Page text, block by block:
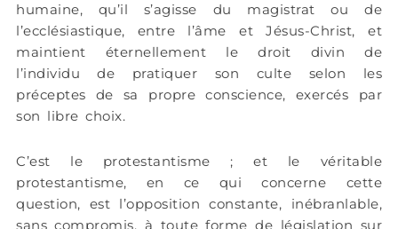
humaine, qu’il s’agisse du magistrat ou de
l’ecclésiastique, entre l’âme et Jésus-Christ, et
maintient éternellement le droit divin de
l’individu de pratiquer son culte selon les
préceptes de sa propre conscience, exercés par
son libre choix.
C’est le protestantisme ; et le véritable
protestantisme, en ce qui concerne cette
question, est l’opposition constante, inébranlable,
sans compromis, à toute forme de législation sur